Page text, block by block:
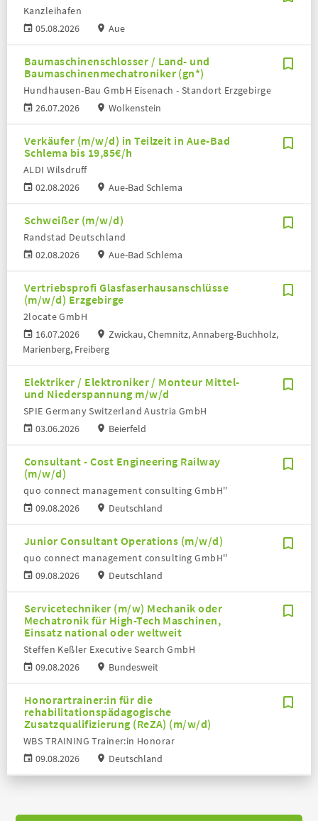
05.08.2026
Kanzleihafen
Aue
Baumaschinenschlosser / Land- und
Baumaschinenmechatroniker (gn*)
26.07.2026
Hundhausen-Bau GmbH Eisenach - Standort Erzgebirge
Wolkenstein
Verkäufer (m/w/d) in Teilzeit in Aue-Bad
Schlema bis 19,85€/h
02.08.2026
ALDI Wilsdruff
Aue-Bad Schlema
Schweißer (m/w/d)
02.08.2026
Randstad Deutschland
Aue-Bad Schlema
Vertriebsprofi Glasfaserhausanschlüsse
(m/w/d) Erzgebirge
16.07.2026
2locate GmbH
Zwickau, Chemnitz, Annaberg-Buchholz,
Marienberg, Freiberg
Elektriker / Elektroniker / Monteur Mittel-
und Niederspannung m/w/d
03.06.2026
SPIE Germany Switzerland Austria GmbH
Beierfeld
Consultant - Cost Engineering Railway
(m/w/d)
09.08.2026
quo connect management consulting GmbH''
Deutschland
Junior Consultant Operations (m/w/d)
09.08.2026
quo connect management consulting GmbH''
Deutschland
Servicetechniker (m/w) Mechanik oder
Mechatronik für High-Tech Maschinen,
Einsatz national oder weltweit
09.08.2026
Steffen Keßler Executive Search GmbH
Bundesweit
Honorartrainer:in für die
rehabilitationspädagogische
Zusatzqualifizierung (ReZA) (m/w/d)
09.08.2026
WBS TRAINING Trainer:in Honorar
Deutschland